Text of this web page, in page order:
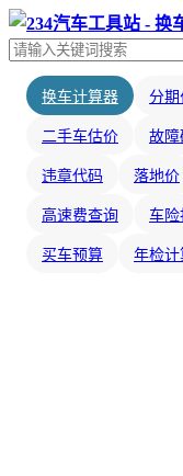
换车计算器 分期
二手车估价 故障
违章代码 落地价
高速费查询 车险
买车预算 年检计